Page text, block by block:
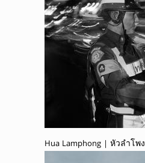
Hua Lamphong | หัวลำโพง